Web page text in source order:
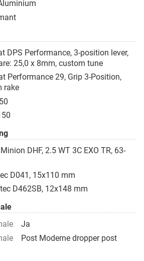
DPS Performance, 3-position lever,
25,0 x 8mm, custom tune
Performance 29, Grip 3-Position,
rake
DHF, 2.5 WT 3C EXO TR, 63-
D041, 15x110 mm
D462SB, 12x148 mm
Ja
Post Moderne dropper post